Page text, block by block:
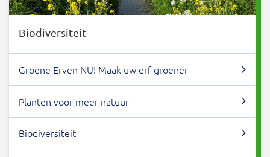
Biodiversiteit
Groene Erven NU! Maak uw erf groener
Planten voor meer natuur
Biodiversiteit